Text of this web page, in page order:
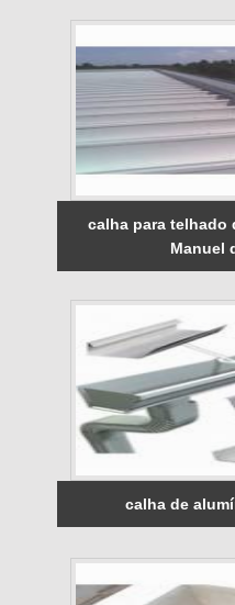
calha para telhado
Manuel
calha de